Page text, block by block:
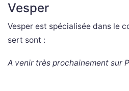
Vesper
Vesper est spécialisée dans le
sert sont :
A venir très prochainement sur